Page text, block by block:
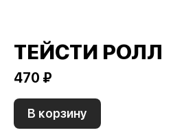
ТЕЙСТИ РОЛЛ
470 ₽
В корзину